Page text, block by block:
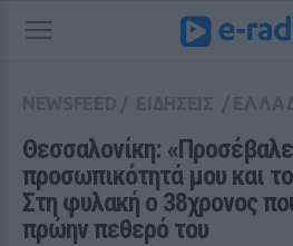
Θεσσαλονίκη:
προσωπικότητά μου και
Στη φυλακή ο 38χρονος
πρώην πεθερό του